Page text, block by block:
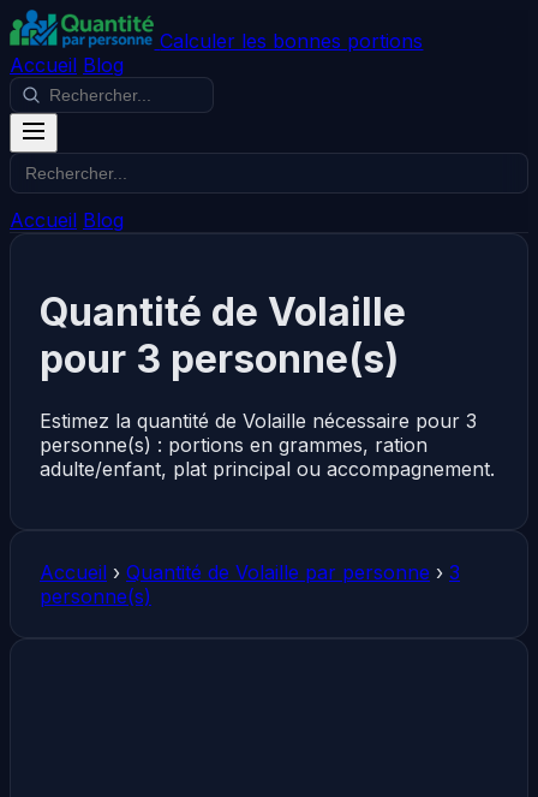
Calculer les bonnes portions
Accueil Blog
Accueil Blog
Quantité de Volaille
pour 3 personne(s)
Estimez la quantité de Volaille nécessaire pour 3
personne(s) : portions en grammes, ration
adulte/enfant, plat principal ou accompagnement.
Accueil › Quantité de Volaille par personne › 3
personne(s)